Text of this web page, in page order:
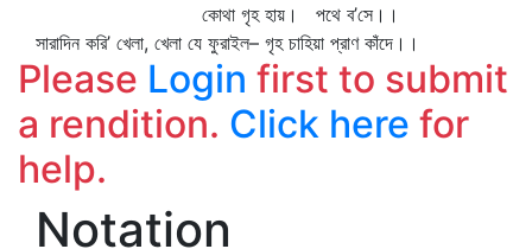
কোথা গৃহ হায়। পথে ব’সে।।
সারাদিন করি’ খেলা, খেলা যে ফুরাইল– গৃহ চাহিয়া প্রাণ কাঁদে।।
Please Login first to submit
a rendition. Click here for
help.
Notation